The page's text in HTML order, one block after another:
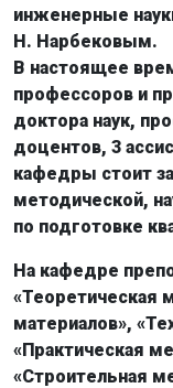
инженерные
Н. Нарбековым.
В настоящее
профессоров и
доктора наук,
доцентов, 3
кафедры стоит
методической,
по подготовке
На кафедре
«Теоретическая
материалов»,
«Практическая
«Строительная